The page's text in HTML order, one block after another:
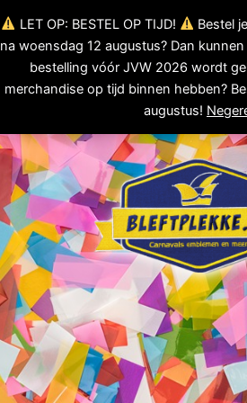
LET OP: BESTEL OP TIJD!
Bestel
na woensdag 12 augustus? Dan
bestelling vóór JVW 2026 wordt
merchandise op tijd binnen hebben?
augustus!
naar
de
inhoud